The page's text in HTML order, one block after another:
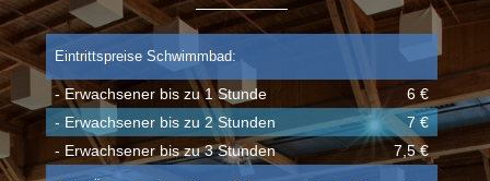
Eintrittspreise Schwimmbad:
- Erwachsener bis zu 1 Stunde
6 €
- Erwachsener bis zu 2 Stunden
7 €
- Erwachsener bis zu 3 Stunden
7,5 €